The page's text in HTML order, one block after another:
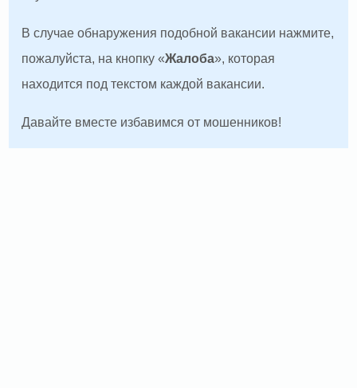
В случае обнаружения подобной вакансии нажмите,
пожалуйста, на кнопку «Жалоба», которая
находится под текстом каждой вакансии.
Давайте вместе избавимся от мошенников!